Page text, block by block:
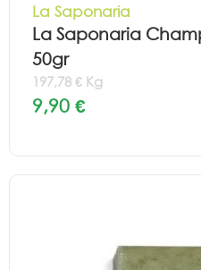
La Saponaria
La Saponaria
50gr
197,78 € Kg
9,90 €